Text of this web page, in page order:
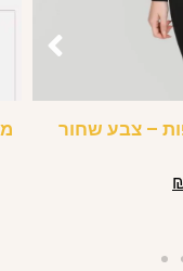
– צבע שחור